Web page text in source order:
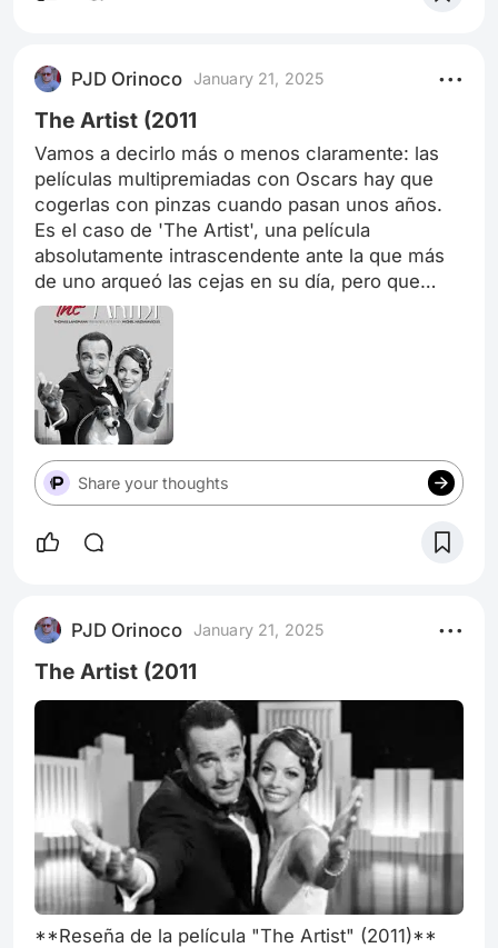
PJD Orinoco January 21, 2025
The Artist (2011
Vamos a decirlo más o menos claramente: las
películas multipremiadas con Oscars hay que
cogerlas con pinzas cuando pasan unos años.
Es el caso de 'The Artist', una película
absolutamente intrascendente ante la que más
de uno arqueó las cejas en su día, pero que
arrasó en los Oscars (cinco se llevó) y en los
Globos de Oro (otros dos), porque la revisión
acrítica y altamente esteticista de la historia del
cine es algo que siempre se premia en
Hollywood. Hoy nadie se acuerda de ella, pero
su impacto fue tal que generó una explotación
española inmediata, la superior pero tampoco
muy alláShare your thoughts
PJD Orinoco January 21, 2025
The Artist (2011
**Reseña de la película "The Artist" (2011)**